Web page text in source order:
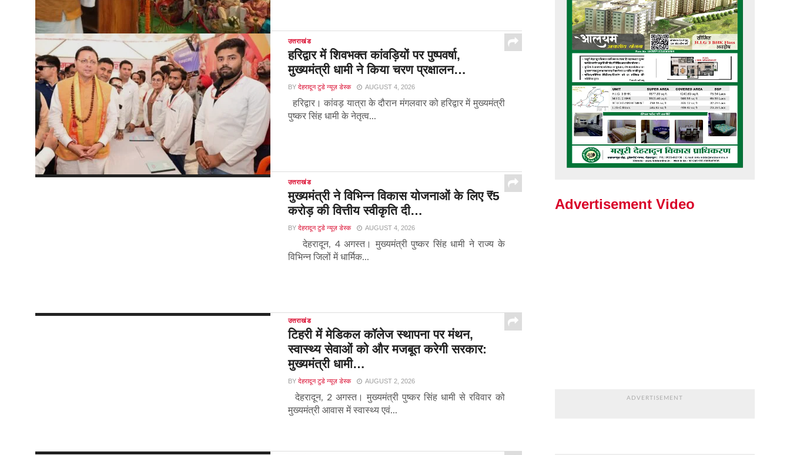
उत्तराखंड
हरिद्वार में शिवभक्त कांवड़ियों पर पुष्पवर्षा,
मुख्यमंत्री धामी ने किया चरण प्रक्षालन…
BY देहरादून टुडे न्यूज़ डेस्क AUGUST 4, 2026
हरिद्वार। कांवड़ यात्रा के दौरान मंगलवार को हरिद्वार में मुख्यमंत्री
पुष्कर सिंह धामी के नेतृत्व...
उत्तराखंड
मुख्यमंत्री ने विभिन्न विकास योजनाओं के लिए ₹5
करोड़ की वित्तीय स्वीकृति दी…
BY देहरादून टुडे न्यूज़ डेस्क AUGUST 4, 2026
देहरादून, 4 अगस्त। मुख्यमंत्री पुष्कर सिंह धामी ने राज्य के
विभिन्न जिलों में धार्मिक...
उत्तराखंड
टिहरी में मेडिकल कॉलेज स्थापना पर मंथन,
स्वास्थ्य सेवाओं को और मजबूत करेगी सरकार:
मुख्यमंत्री धामी…
BY देहरादून टुडे न्यूज़ डेस्क AUGUST 2, 2026
देहरादून, 2 अगस्त। मुख्यमंत्री पुष्कर सिंह धामी से रविवार को
मुख्यमंत्री आवास में स्वास्थ्य एवं...
Advertisement Video
ADVERTISEMENT